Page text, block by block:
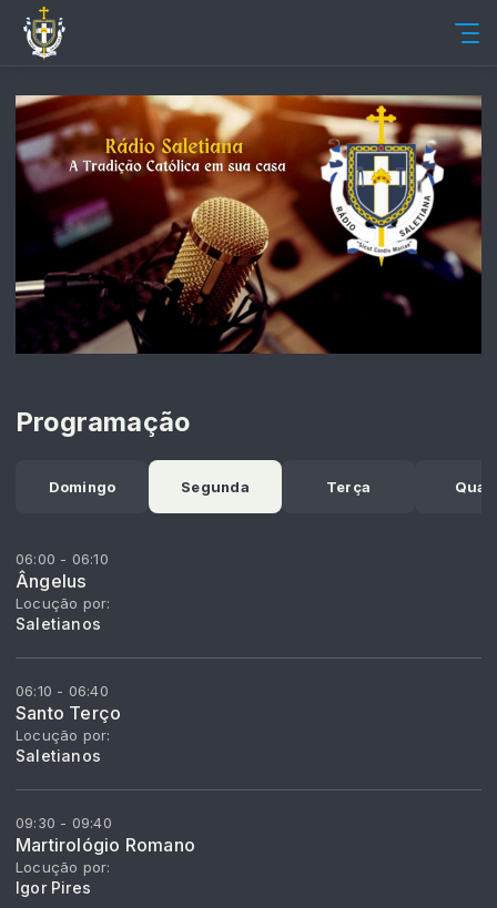
Programação
Domingo Segunda Terça
06:00 - 06:10
Ângelus
Locução por:
Saletianos
06:10 - 06:40
Santo Terço
Locução por:
Saletianos
09:30 - 09:40
Martirológio Romano
Locução por:
Igor Pires